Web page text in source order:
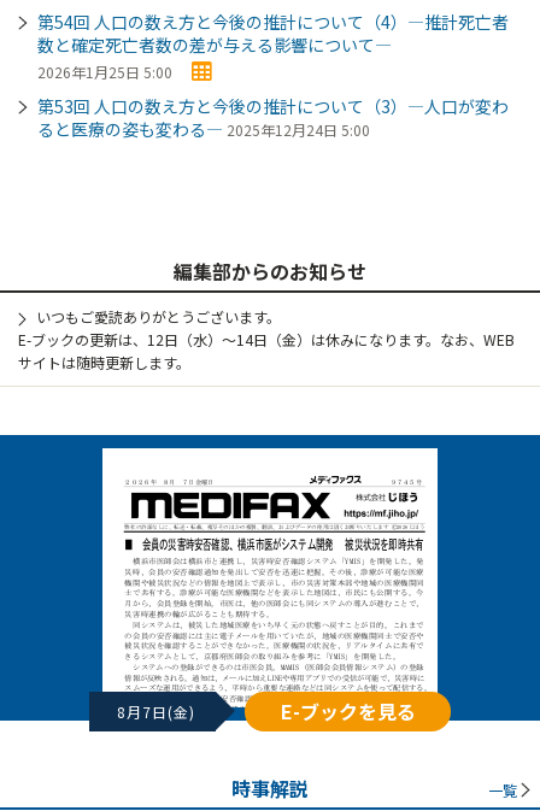
第54回 人口の数え方と今後の推計について（4）―推計死亡者
数と確定死亡者数の差が与える影響について―
2026年1月25日 5:00
第53回 人口の数え方と今後の推計について（3）―人口が変わ
ると医療の姿も変わる― 2025年12月24日 5:00
編集部からのお知らせ
いつもご愛読ありがとうございます。
E-ブックの更新は、12日（水）～14日（金）は休みになります。なお、WEB
サイトは随時更新します。
8月7日(金) E-ブックを見る
時事解説 一覧